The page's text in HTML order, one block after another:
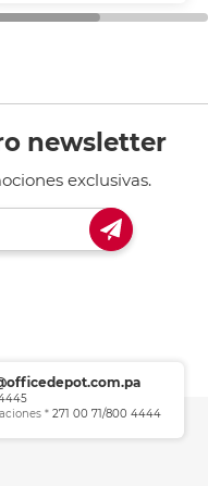
newsletter
exclusivas.
* 271 00 71/800 4444